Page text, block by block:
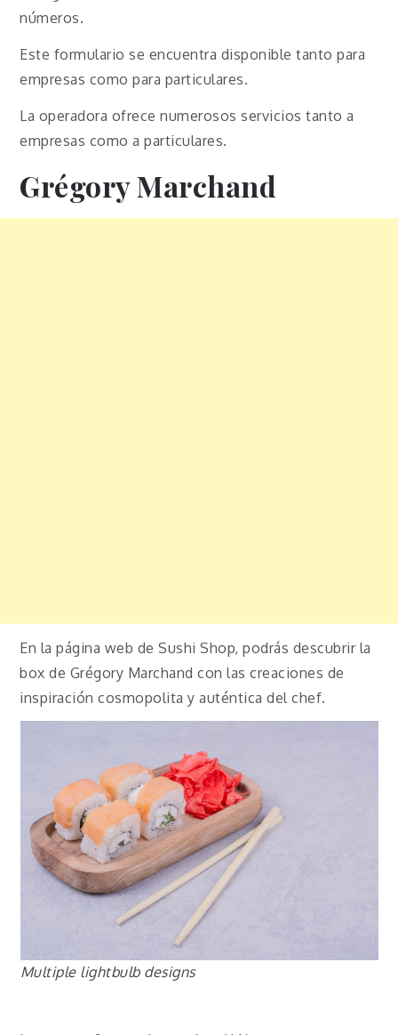
números.
Este formulario se encuentra disponible tanto para
empresas como para particulares.
La operadora ofrece numerosos servicios tanto a
empresas como a particulares.
Grégory Marchand
En la página web de Sushi Shop, podrás descubrir la
box de Grégory Marchand con las creaciones de
inspiración cosmopolita y auténtica del chef.
Multiple lightbulb designs